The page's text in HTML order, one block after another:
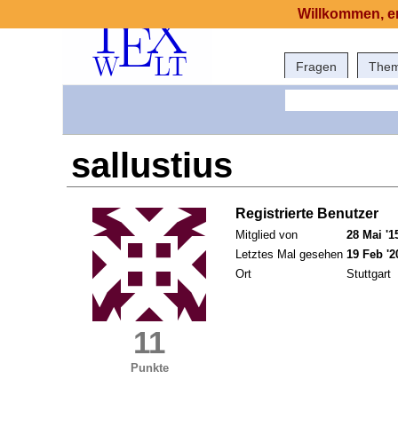
Fragen
sallustius
11
Punkte
Registrierte Benutzer
Mitglied von
28 Mai
Letztes Mal gesehen 19 Feb
Ort
Stuttgart
Willkommen,